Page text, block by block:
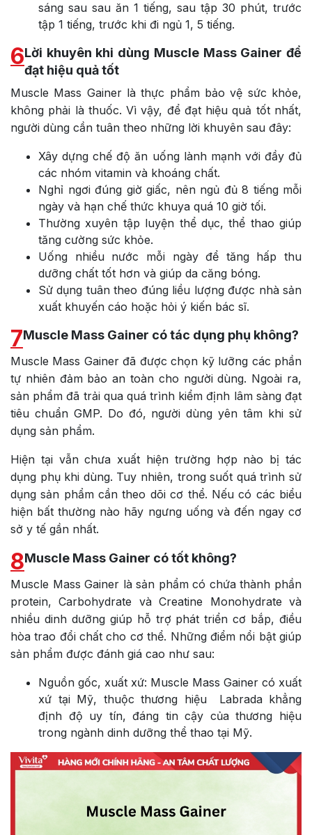
sáng sau sau ăn 1 tiếng, sau tập 30 phút, trước
tập 1 tiếng, trước khi đi ngủ 1, 5 tiếng.
6Lời khuyên khi dùng Muscle Mass Gainer để
đạt hiệu quả tốt
Muscle Mass Gainer là thực phẩm bảo vệ sức khỏe,
không phải là thuốc. Vì vậy, để đạt hiệu quả tốt nhất,
người dùng cần tuân theo những lời khuyên sau đây:
Xây dựng chế độ ăn uống lành mạnh với đầy đủ
các nhóm vitamin và khoáng chất.
Nghỉ ngơi đúng giờ giấc, nên ngủ đủ 8 tiếng mỗi
ngày và hạn chế thức khuya quá 10 giờ tối.
Thường xuyên tập luyện thể dục, thể thao giúp
tăng cường sức khỏe.
Uống nhiều nước mỗi ngày để tăng hấp thu
dưỡng chất tốt hơn và giúp da căng bóng.
Sử dụng tuân theo đúng liều lượng được nhà sản
xuất khuyến cáo hoặc hỏi ý kiến bác sĩ.
7Muscle Mass Gainer có tác dụng phụ không?
Muscle Mass Gainer đã được chọn kỹ lưỡng các phần
tự nhiên đảm bảo an toàn cho người dùng. Ngoài ra,
sản phẩm đã trải qua quá trình kiểm định lâm sàng đạt
tiêu chuẩn GMP. Do đó, người dùng yên tâm khi sử
dụng sản phẩm.
Hiện tại vẫn chưa xuất hiện trường hợp nào bị tác
dụng phụ khi dùng. Tuy nhiên, trong suốt quá trình sử
dụng sản phẩm cần theo dõi cơ thể. Nếu có các biểu
hiện bất thường nào hãy ngưng uống và đến ngay cơ
sở y tế gần nhất.
8Muscle Mass Gainer có tốt không?
Muscle Mass Gainer là sản phẩm có chứa thành phần
protein,Carbohydrate và Creatine Monohydrate và
nhiều dinh dưỡng giúp hỗ trợ phát triển cơ bắp, điều
hòa trao đổi chất cho cơ thể. Những điểm nổi bật giúp
sản phẩm được đánh giá cao như sau:
Nguồn gốc, xuất xứ: Muscle Mass Gainer có xuất
xứ tại Mỹ, thuộc thương hiệu
Labrada khẳng
định độ uy tín,đáng tin cậy của thương hiệu
trong ngành dinh dưỡng thể thao tại Mỹ.